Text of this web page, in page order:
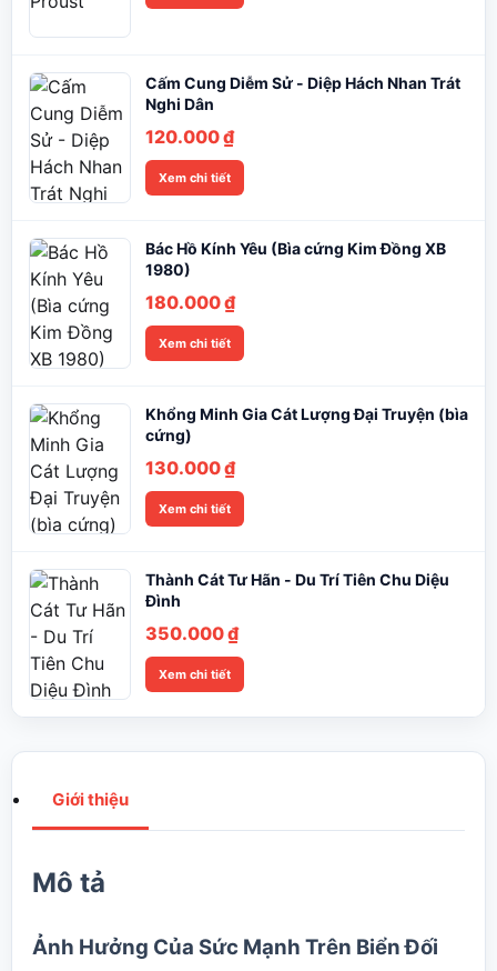
Cấm Cung Diễm Sử - Diệp Hách Nhan Trát
Nghi Dân
120.000₫
Xem chi tiết
Bác Hồ Kính Yêu (Bìa cứng Kim Đồng XB
1980)
180.000₫
Xem chi tiết
Khổng Minh Gia Cát Lượng Đại Truyện (bìa
cứng)
130.000₫
Xem chi tiết
Thành Cát Tư Hãn - Du Trí Tiên Chu Diệu
Đình
350.000₫
Xem chi tiết
Giới thiệu
Mô tả
Ảnh Hưởng Của Sức Mạnh Trên Biển Đối